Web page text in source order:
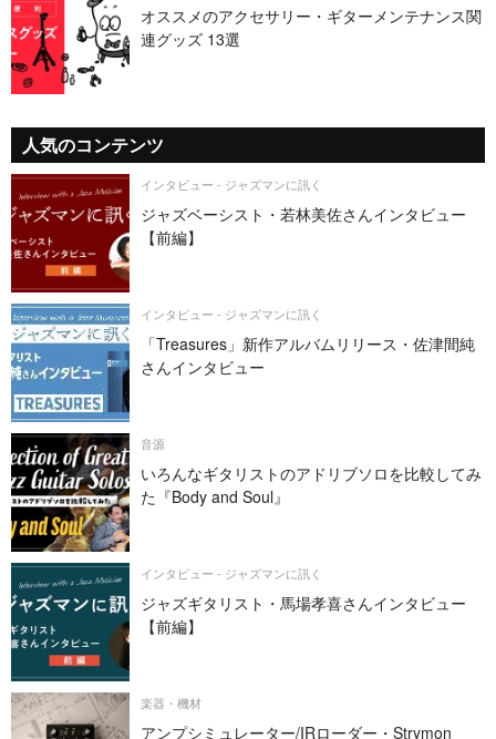
オススメのアクセサリー・ギターメンテナンス関
連グッズ 13選
人気のコンテンツ
インタビュー - ジャズマンに訊く
ジャズベーシスト・若林美佐さんインタビュー
【前編】
インタビュー - ジャズマンに訊く
「Treasures」新作アルバムリリース・佐津間純
さんインタビュー
音源
いろんなギタリストのアドリブソロを比較してみ
た『Body and Soul』
インタビュー - ジャズマンに訊く
ジャズギタリスト・馬場孝喜さんインタビュー
【前編】
楽器・機材
アンプシミュレーター/IRローダー・Strymon